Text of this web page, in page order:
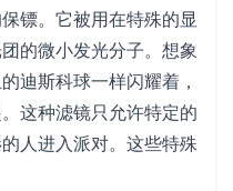
镖。它被用在特殊的显
的微小发光分子。想象
迪斯科球一样闪耀着，
这种滤镜只允许特定的
人进入派对。这些特殊